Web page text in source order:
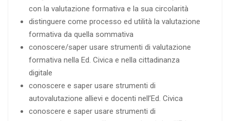
con la valutazione formativa e la sua circolarità
distinguere come processo ed utilità la valutazione
formativa da quella sommativa
conoscere/saper usare strumenti di valutazione
formativa nella Ed. Civica e nella cittadinanza
digitale
conoscere e saper usare strumenti di
autovalutazione allievi e docenti nell’Ed. Civica
conoscere e saper usare strumenti di